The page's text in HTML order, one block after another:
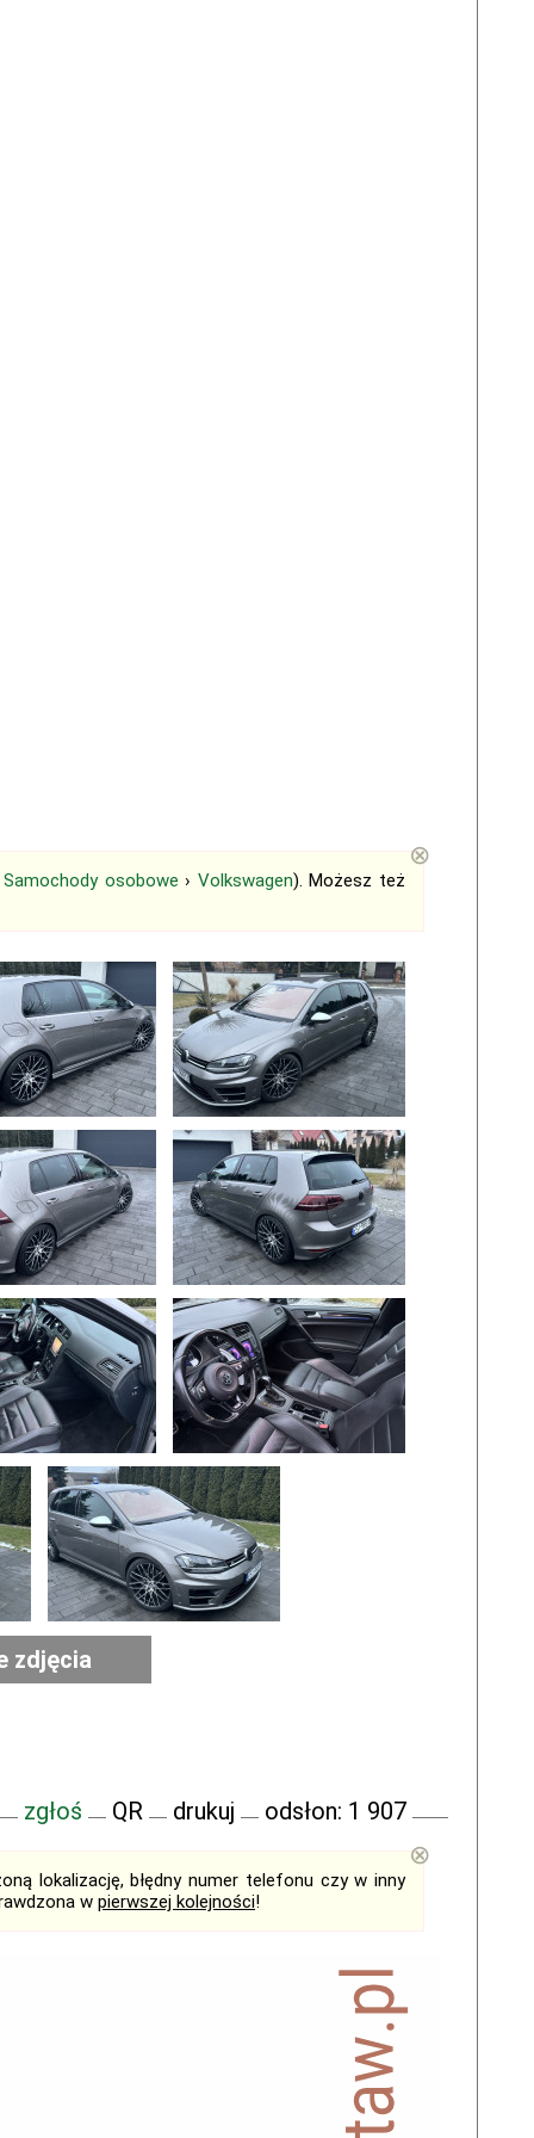
Samochody osobowe › Volkswagen). Możesz też
⊗
zdjęcia
zgłoś QR drukuj odsłon: 1 907
lokalizację, błędny numer telefonu czy w inny
w pierwszej kolejności!
⊗